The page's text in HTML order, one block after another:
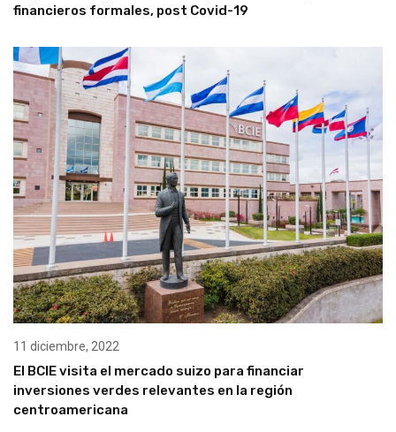
financieros formales, post Covid-19
11 diciembre, 2022
El BCIE visita el mercado suizo para financiar
inversiones verdes relevantes en la región
centroamericana